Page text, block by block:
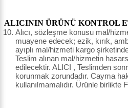
ALICININ ÜRÜNÜ KONTROL
Alıcı, sözleşme konusu mal/
muayene edecek; ezik, kırık,
ayıplı mal/hizmeti kargo
Teslim alınan mal/hizmetin
edilecektir. ALICI , Teslimden
korunmak zorundadır. Cayma
kullanılmamalıdır. Ürünle birlikte